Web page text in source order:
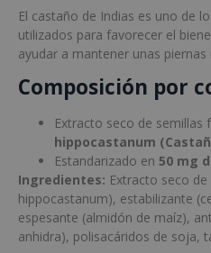
El castaño de Indias es uno de
utilizados para favorecer el
ayudar a mantener unas piernas
Composición por
Extracto seco de semillas
hippocastanum
Estandarizado en 50 mg
Ingredientes: Extracto seco
hippocastanum), estabilizante
espesante (almidón de maíz),
anhidra), polisacáridos de soja,